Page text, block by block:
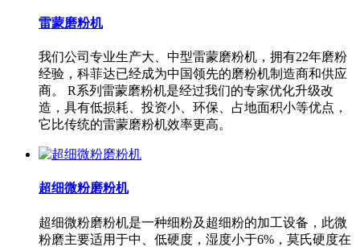
雷蒙磨粉机
我们公司专业生产大、中型雷蒙磨粉机，拥有22年磨粉
经验，科菲达已经成为中国领先的磨粉机制造商和供应
商。 R系列雷蒙磨粉机是经过我们的专家优化升级改
造，具有低损耗、投资小、环保、占地面积小等优点，
它比传统的雷蒙磨粉机效率更高。
超细微粉磨粉机
超细微粉磨粉机是一种细粉及超细粉的加工设备，此微
粉磨主要适用于中、低硬度，湿度小于6%，莫氏硬度在